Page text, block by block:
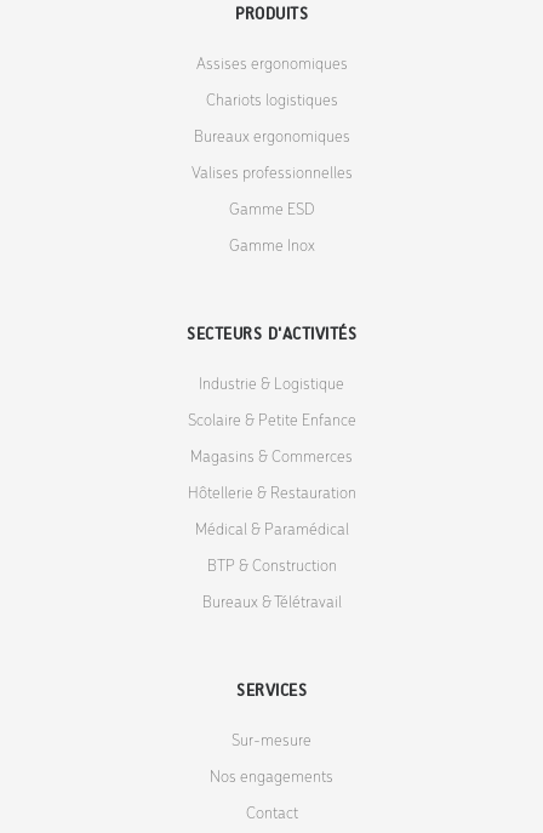
PRODUITS
Assises ergonomiques
Chariots logistiques
Bureaux ergonomiques
Valises professionnelles
Gamme ESD
Gamme Inox
SECTEURS D'ACTIVITÉS
Industrie & Logistique
Scolaire & Petite Enfance
Magasins & Commerces
Hôtellerie & Restauration
Médical & Paramédical
BTP & Construction
Bureaux & Télétravail
SERVICES
Sur-mesure
Nos engagements
Contact